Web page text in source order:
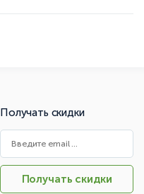
Получать скидки
Получать скидки